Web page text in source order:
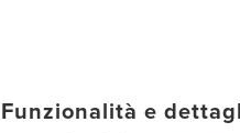
Funzionalità e